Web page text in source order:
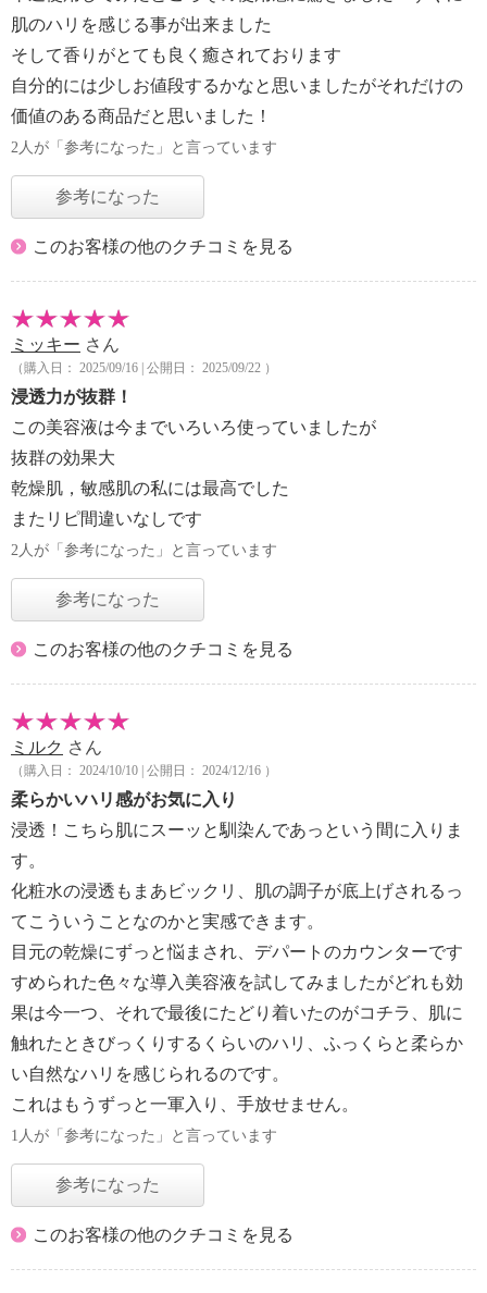
肌のハリを感じる事が出来ました
そして香りがとても良く癒されております
自分的には少しお値段するかなと思いましたがそれだけの
価値のある商品だと思いました！
2人が「参考になった」と言っています
参考になった
このお客様の他のクチコミを見る
ミッキー さん
（購入日： 2025/09/16 | 公開日： 2025/09/22 ）
浸透力が抜群！
この美容液は今までいろいろ使っていましたが
抜群の効果大
乾燥肌，敏感肌の私には最高でした
またリピ間違いなしです
2人が「参考になった」と言っています
参考になった
このお客様の他のクチコミを見る
ミルク さん
（購入日： 2024/10/10 | 公開日： 2024/12/16 ）
柔らかいハリ感がお気に入り
浸透！こちら肌にスーッと馴染んであっという間に入りま
す。
化粧水の浸透もまあビックリ、肌の調子が底上げされるっ
てこういうことなのかと実感できます。
目元の乾燥にずっと悩まされ、デパートのカウンターです
すめられた色々な導入美容液を試してみましたがどれも効
果は今一つ、それで最後にたどり着いたのがコチラ、肌に
触れたときびっくりするくらいのハリ、ふっくらと柔らか
い自然なハリを感じられるのです。
これはもうずっと一軍入り、手放せません。
1人が「参考になった」と言っています
参考になった
このお客様の他のクチコミを見る